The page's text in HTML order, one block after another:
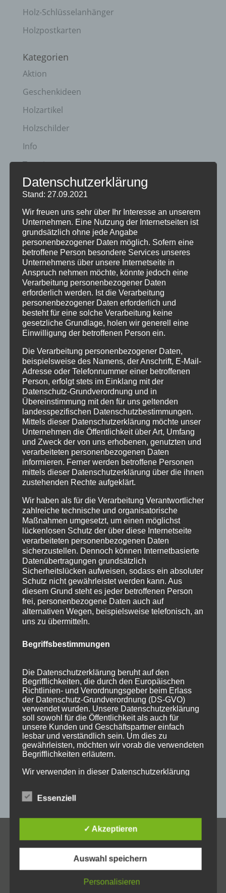
Holz-Schlüsselanhänger
Holzpostkarten
Kategorien
Aktion
Geschenkideen
Holzartikel
Holzschilder
Info
Termine
Archiv
April 2023
Januar 2021
Juli 2020
März 2018
Dezember 2017
März 2017
November 2016
August 2016
Juli 2016
Juni 2016
Mai 2016
März 2016
Februar 2016
Januar 2016
November 2015
September 2015
August 2015
Juli 2015
Juni 2015
Schlagworte
allgäu Allgäuer Festwoche allgäuer holzschilder
angebote aus holz ausstellung bayern echtholz
einzelanfertigungen firmenschilder gelasert
holz holzbearbeitung
holzgeschenke holzpostkarten holzprodukte
holzschild holzschilder holzwaren individuell
kempten laser lasergravur lasergravuren messe
messestand post schild schilder schilder aus holz
sulzberg weihnachten weihnachtsgeschenke
weihnachtsmarkt
KONTAKT
Allgäuer Holzschilder
Inh. Jörg Schmid
Datenschutzerklärung
Stand: 27.09.2021
Wir freuen uns sehr über Ihr Interesse an unserem
Unternehmen. Eine Nutzung der Internetseiten ist
grundsätzlich ohne jede Angabe
personenbezogener Daten möglich. Sofern eine
betroffene Person besondere Services unseres
Unternehmens über unsere Internetseite in
Anspruch nehmen möchte, könnte jedoch eine
Verarbeitung personenbezogener Daten
erforderlich werden. Ist die Verarbeitung
personenbezogener Daten erforderlich und
besteht für eine solche Verarbeitung keine
gesetzliche Grundlage, holen wir generell eine
Einwilligung der betroffenen Person ein.
Die Verarbeitung personenbezogener Daten,
beispielsweise des Namens, der Anschrift, E-Mail-
Adresse oder Telefonnummer einer betroffenen
Person, erfolgt stets im Einklang mit der
Datenschutz-Grundverordnung und in
Übereinstimmung mit den für uns geltenden
landesspezifischen Datenschutzbestimmungen.
Mittels dieser Datenschutzerklärung möchte unser
Unternehmen die Öffentlichkeit über Art, Umfang
und Zweck der von uns erhobenen, genutzten und
verarbeiteten personenbezogenen Daten
informieren. Ferner werden betroffene Personen
mittels dieser Datenschutzerklärung über die ihnen
zustehenden Rechte aufgeklärt.
Wir haben als für die Verarbeitung Verantwortlicher
zahlreiche technische und organisatorische
Maßnahmen umgesetzt, um einen möglichst
lückenlosen Schutz der über diese Internetseite
verarbeiteten personenbezogenen Daten
sicherzustellen. Dennoch können Internetbasierte
Datenübertragungen grundsätzlich
Sicherheitslücken aufweisen, sodass ein absoluter
Schutz nicht gewährleistet werden kann. Aus
diesem Grund steht es jeder betroffenen Person
frei, personenbezogene Daten auch auf
alternativen Wegen, beispielsweise telefonisch, an
uns zu übermitteln.
Begriffsbestimmungen
Die Datenschutzerklärung beruht auf den
Begrifflichkeiten, die durch den Europäischen
Richtlinien- und Verordnungsgeber beim Erlass
der Datenschutz-Grundverordnung (DS-GVO)
verwendet wurden. Unsere Datenschutzerklärung
soll sowohl für die Öffentlichkeit als auch für
unsere Kunden und Geschäftspartner einfach
lesbar und verständlich sein. Um dies zu
gewährleisten, möchten wir vorab die verwendeten
Begrifflichkeiten erläutern.
Wir verwenden in dieser Datenschutzerklärung
Personenbezogene Daten sind alle Informationen,
die sich auf eine identifizierte oder identifizierbare
natürliche Person (im Folgenden „betroffene
Person") beziehen. Als identifizierbar wird eine
natürliche Person angesehen, die direkt oder
Essenziell
✓ Akzeptieren
Auswahl speichern
Personalisieren